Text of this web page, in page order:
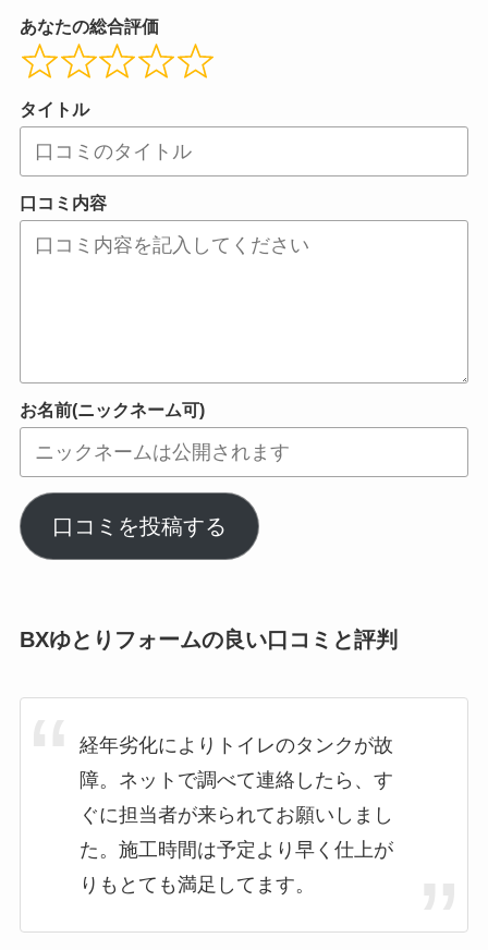
あなたの総合評価
タイトル
口コミ内容
お名前(ニックネーム可)
口コミを投稿する
BXゆとりフォームの良い口コミと評判
経年劣化によりトイレのタンクが故
障。ネットで調べて連絡したら、す
ぐに担当者が来られてお願いしまし
た。施工時間は予定より早く仕上が
りもとても満足してます。